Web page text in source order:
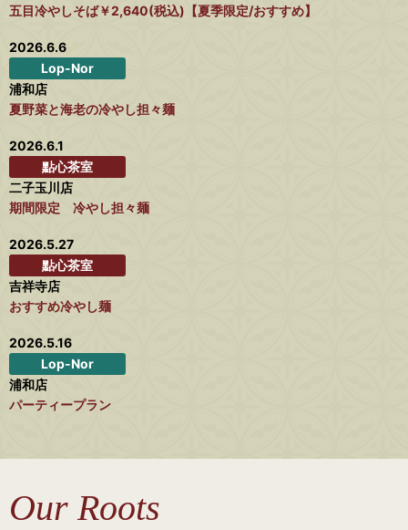
五目冷やしそば￥2,640(税込)【夏季限定/おすすめ】
2026.6.6
Lop-Nor
浦和店
夏野菜と海老の冷やし担々麺
2026.6.1
點心茶室
二子玉川店
期間限定 冷やし担々麺
2026.5.27
點心茶室
吉祥寺店
おすすめ冷やし麺
2026.5.16
Lop-Nor
浦和店
パーティープラン
Our Roots